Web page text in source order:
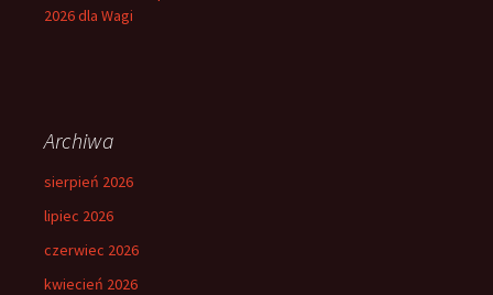
2026 dla Wagi
Archiwa
sierpień 2026
lipiec 2026
czerwiec 2026
kwiecień 2026